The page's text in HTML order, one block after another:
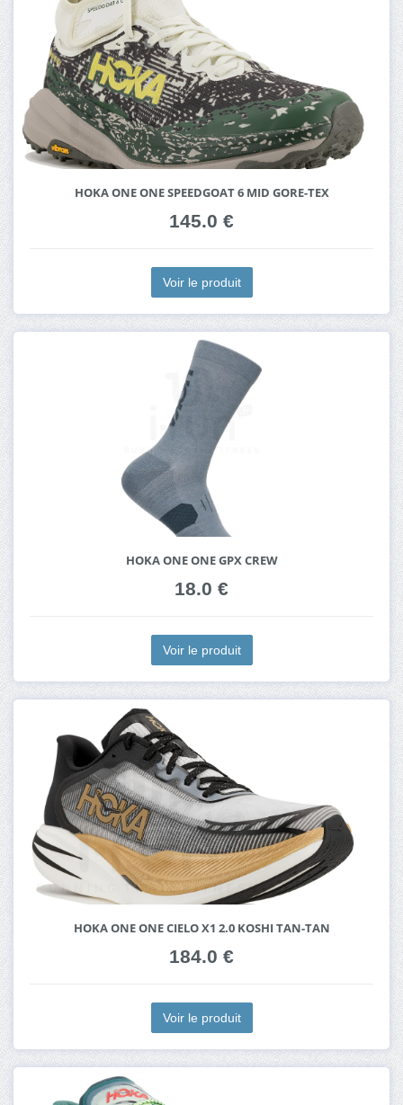
HOKA ONE ONE SPEEDGOAT 6 MID GORE-TEX
145.0 €
Voir le produit
HOKA ONE ONE GPX CREW
18.0 €
Voir le produit
HOKA ONE ONE CIELO X1 2.0 KOSHI TAN-TAN
184.0 €
Voir le produit